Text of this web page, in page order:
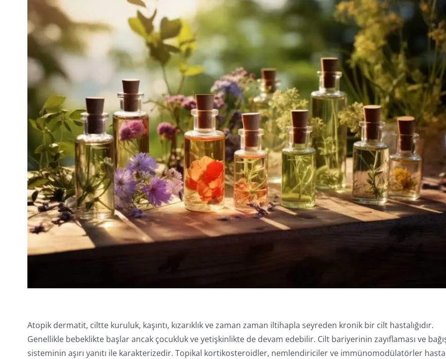
Atopik dermatit, ciltte kuruluk, kaşıntı, kızarıklık ve zaman zaman iltihapla seyreden kronik bir cilt hastalığıdır.
Genellikle bebeklikte başlar ancak çocukluk ve yetişkinlikte de devam edebilir. Cilt bariyerinin zayıflaması ve
sisteminin aşırı yanıtı ile karakterizedir. Topikal kortikosteroidler, nemlendiriciler ve immünomodülatörler